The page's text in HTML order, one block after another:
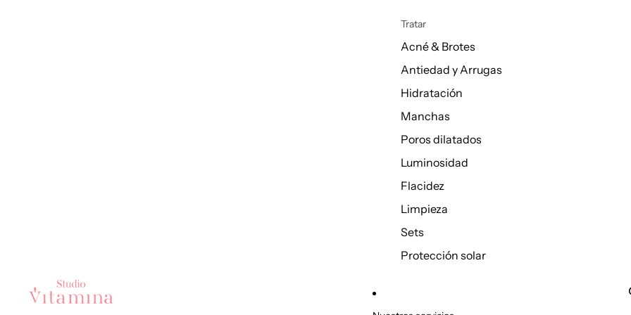
Tratar
Acné & Brotes
Antiedad y Arrugas
Hidratación
Manchas
Poros dilatados
Luminosidad
Flacidez
Limpieza
Sets
Protección solar